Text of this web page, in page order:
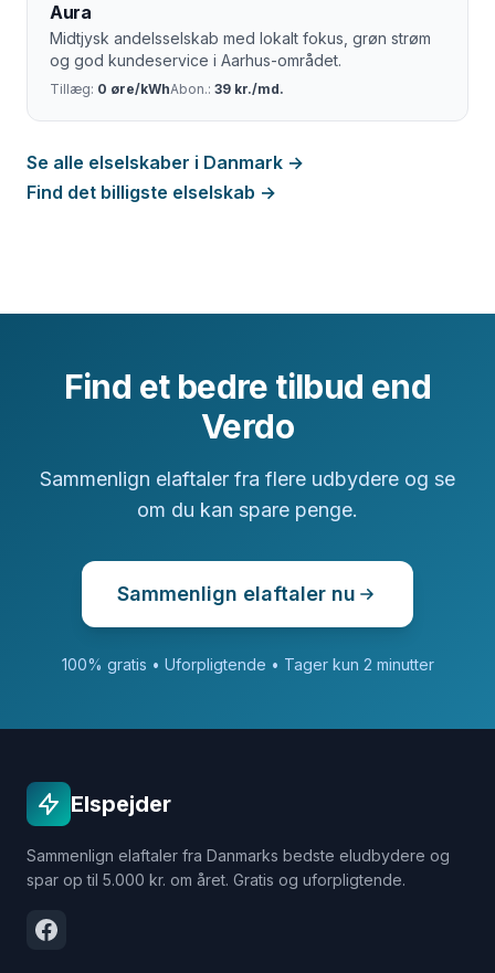
Aura
Midtjysk andelsselskab med lokalt fokus, grøn strøm
og god kundeservice i Aarhus-området.
Tillæg: 0 øre/kWhAbon.: 39 kr./md.
Se alle elselskaber i Danmark →
Find det billigste elselskab →
Find et bedre tilbud end
Verdo
Sammenlign elaftaler fra flere udbydere og se
om du kan spare penge.
Sammenlign elaftaler nu
100% gratis • Uforpligtende • Tager kun 2 minutter
Elspejder
Sammenlign elaftaler fra Danmarks bedste eludbydere og
spar op til 5.000 kr. om året. Gratis og uforpligtende.